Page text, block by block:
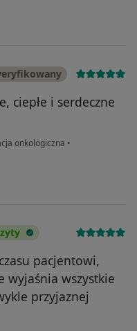
ciepłe i serdeczne
onkologiczna •
pacjentowi,
wyjaśnia wszystkie
przyjaznej